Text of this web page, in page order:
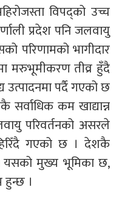
विपद्को उच्च
प्रदेश पनि जलवायु
परिणामको भागीदार
मरुभूमीकरण तीव्र हुँदै
पर्दै गएको छ
सर्वाधिक कम खाद्यान्न
परिवर्तनको असरले
गएको छ । देशकै
यसको मुख्य भूमिका छ,
।